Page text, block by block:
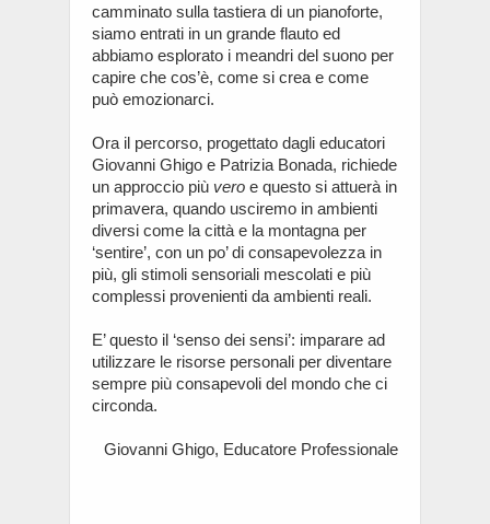
camminato sulla tastiera di un pianoforte,
siamo entrati in un grande flauto ed
abbiamo esplorato i meandri del suono per
capire che cos’è, come si crea e come
può emozionarci.
Ora il percorso, progettato dagli educatori
Giovanni Ghigo e Patrizia Bonada, richiede
un approccio più vero e questo si attuerà in
primavera, quando usciremo in ambienti
diversi come la città e la montagna per
‘sentire’, con un po’ di consapevolezza in
più, gli stimoli sensoriali mescolati e più
complessi provenienti da ambienti reali.
E’ questo il ‘senso dei sensi’: imparare ad
utilizzare le risorse personali per diventare
sempre più consapevoli del mondo che ci
circonda.
Giovanni Ghigo, Educatore Professionale